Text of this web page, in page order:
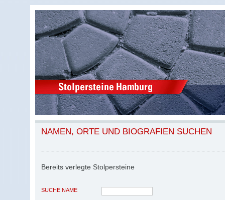
NAMEN, ORTE UND BIOGRAFIEN SUCHEN
Bereits verlegte Stolpersteine
SUCHE NAME